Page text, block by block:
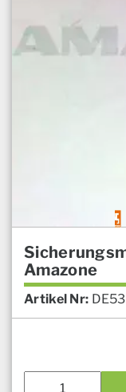
Amazone
Artikel Nr: